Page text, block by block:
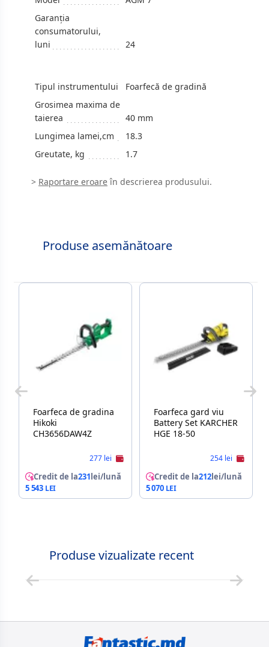
Garanția
consumatorului,
luni
24
Tipul instrumentului
Foarfecă de gradină
Grosimea maxima de
taierea
40 mm
Lungimea lamei,cm
18.3
Greutate, kg
1.7
> Raportare eroareîn descrierea produsului.
Produse asemănătoare
Foarfeca de gradina
Hikoki
CH3656DAW4Z
277 lei
Credit de la231lei/lună
5 543
Foarfeca gard viu
Battery Set KARCHER
HGE 18-50
254 lei
Credit de la212lei/lună
5 070
Produse vizualizate recent